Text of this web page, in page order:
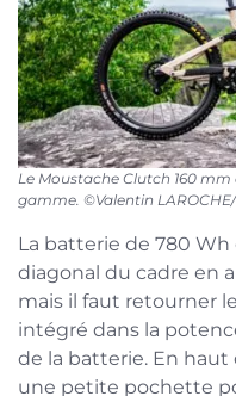
Le Moustache Clutch 160
gamme. ©Valentin
La batterie de 780
diagonal du cadre en
mais il faut retourner
intégré dans la
de la batterie. En
une petite pochette